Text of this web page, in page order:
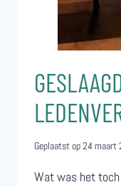
Geplaatst op24 maart
Wat was het toch